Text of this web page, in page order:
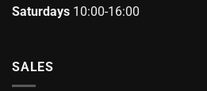
Saturdays 10:00-16:00
SALES